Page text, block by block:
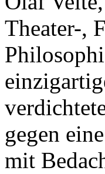
Theater-,
gegen
mit